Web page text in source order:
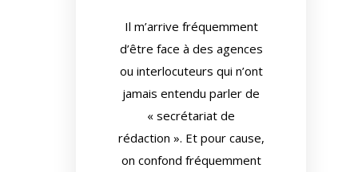
Il m’arrive fréquemment
d’être face à des agences
ou interlocuteurs qui n’ont
jamais entendu parler de
« secrétariat de
rédaction ». Et pour cause,
on confond fréquemment